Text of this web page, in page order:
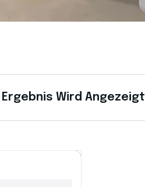
Ergebnis Wird Angezeigt